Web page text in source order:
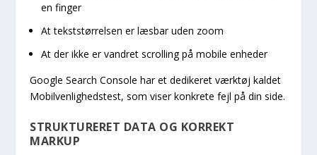
en finger
At tekststørrelsen er læsbar uden zoom
At der ikke er vandret scrolling på mobile enheder
Google Search Console har et dedikeret værktøj kaldet
Mobilvenlighedstest, som viser konkrete fejl på din side.
STRUKTURERET DATA OG KORREKT
MARKUP